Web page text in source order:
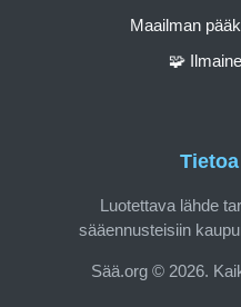
Luotettava lähde
sääennusteisiin
Sää.org © 2026.
Maailman
🧩